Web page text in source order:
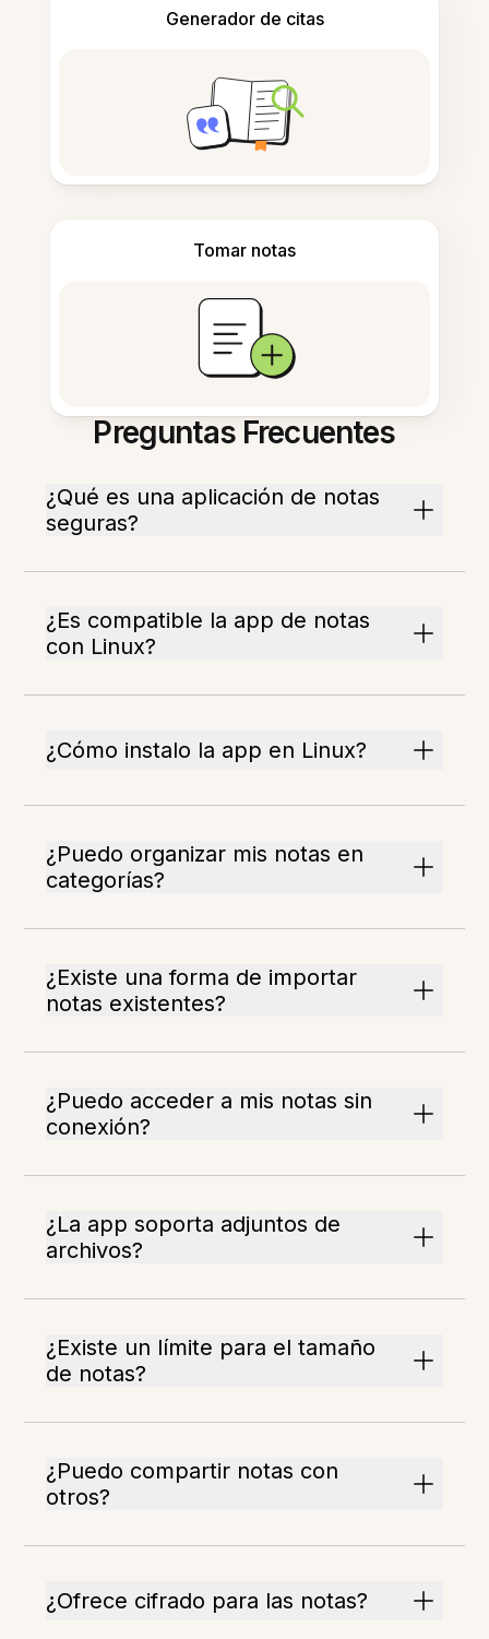
Generador de citas
Tomar notas
Preguntas Frecuentes
¿Qué es una aplicación de notas
seguras?
¿Es compatible la app de notas
con Linux?
¿Cómo instalo la app en Linux?
¿Puedo organizar mis notas en
categorías?
¿Existe una forma de importar
notas existentes?
¿Puedo acceder a mis notas sin
conexión?
¿La app soporta adjuntos de
archivos?
¿Existe un límite para el tamaño
de notas?
¿Puedo compartir notas con
otros?
¿Ofrece cifrado para las notas?